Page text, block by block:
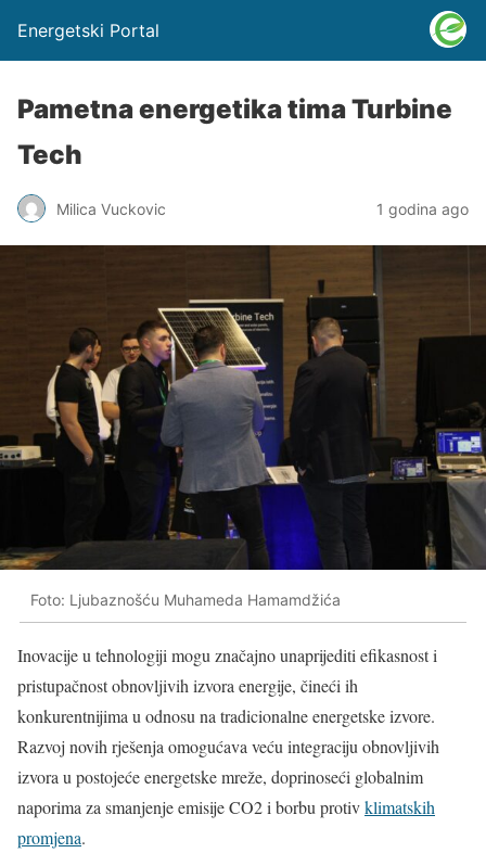
Energetski Portal
Pametna energetika tima Turbine
Tech
Milica Vuckovic 1 godina ago
Foto: Ljubaznošću Muhameda Hamamdžića
Inovacije u tehnologiji mogu značajno unaprijediti efikasnost i
pristupačnost obnovljivih izvora energije, čineći ih
konkurentnijima u odnosu na tradicionalne energetske izvore.
Razvoj novih rješenja omogućava veću integraciju obnovljivih
izvora u postojeće energetske mreže, doprinoseći globalnim
naporima za smanjenje emisije CO2 i borbu protivklimatskih
promjena.